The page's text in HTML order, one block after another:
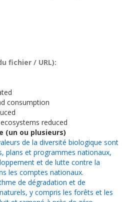
fichier / URL)
consumption
reduced
(un ou plusieurs)
de la diversité biologique sont
plans et programmes nationaux,
et de lutte contre la
les comptes nationaux.
de dégradation et de
y compris les forêts et les